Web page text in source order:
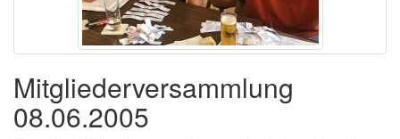
Mitgliederversammlung
08.06.2005